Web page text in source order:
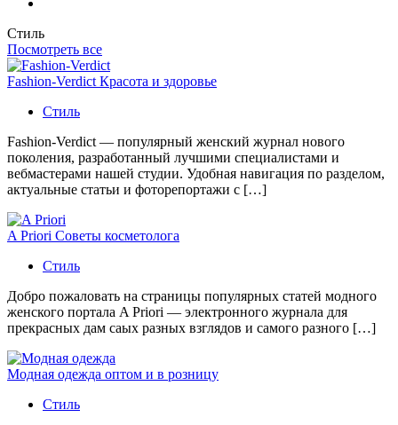
Стиль
Посмотреть все
Fashion-Verdict Красота и здоровье
Стиль
Fashion-Verdict — популярный женский журнал нового
поколения, разработанный лучшими специалистами и
вебмастерами нашей студии. Удобная навигация по разделом,
актуальные статьи и фоторепортажи с […]
A Priori Советы косметолога
Стиль
Добро пожаловать на страницы популярных статей модного
женского портала A Priori — электронного журнала для
прекрасных дам саых разных взглядов и самого разного […]
Модная одежда оптом и в розницу
Стиль